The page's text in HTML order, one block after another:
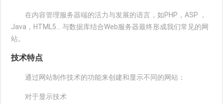
在内容管理服务器端的活力与发展的语言，如PHP，ASP ，
Java，HTML5... 与数据库结合Web服务器最终形成我们常见的网
站。
技术特点
通过网站制作技术的功能来创建和显示不同的网站：
对于显示技术